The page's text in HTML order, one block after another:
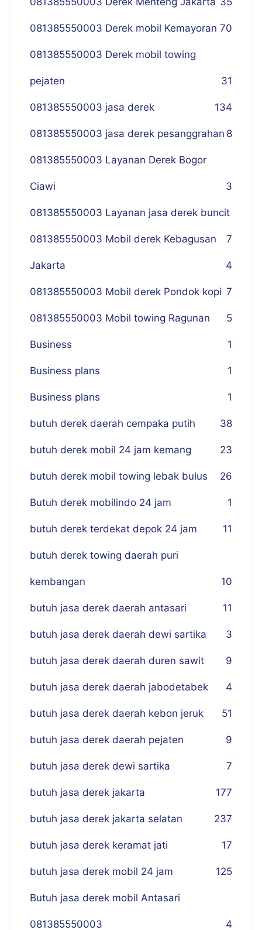
081385550003 Derek mobil Kemayoran 70
081385550003 Derek mobil towing
pejaten 31
081385550003 jasa derek 134
081385550003 jasa derek pesanggrahan 8
081385550003 Layanan Derek Bogor
Ciawi 3
081385550003 Layanan jasa derek buncit
7
081385550003 Mobil derek Kebagusan
Jakarta 4
081385550003 Mobil derek Pondok kopi 7
081385550003 Mobil towing Ragunan 5
Business 1
Business plans 1
Business plans 1
butuh derek daerah cempaka putih 38
butuh derek mobil 24 jam kemang 23
butuh derek mobil towing lebak bulus 26
Butuh derek mobilindo 24 jam 1
butuh derek terdekat depok 24 jam 11
butuh derek towing daerah puri
kembangan 10
butuh jasa derek daerah antasari 11
butuh jasa derek daerah dewi sartika 3
butuh jasa derek daerah duren sawit 9
butuh jasa derek daerah jabodetabek 4
butuh jasa derek daerah kebon jeruk 51
butuh jasa derek daerah pejaten 9
butuh jasa derek dewi sartika 7
butuh jasa derek jakarta 177
butuh jasa derek jakarta selatan 237
butuh jasa derek keramat jati 17
butuh jasa derek mobil 24 jam 125
Butuh jasa derek mobil Antasari
081385550003 4